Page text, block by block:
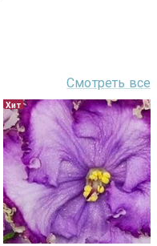
Смотреть все
Хит